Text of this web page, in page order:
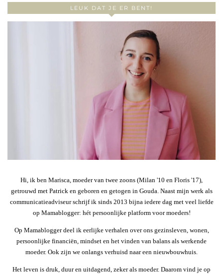
LEUK DAT JE ER BENT!
Hi, ik ben Marisca, moeder van twee zoons (Milan '10 en Floris '17),
getrouwd met Patrick en geboren en getogen in Gouda. Naast mijn werk als
communicatieadviseur schrijf ik sinds 2013 bijna iedere dag met veel liefde
op Mamablogger: hét persoonlijke platform voor moeders!
Op Mamablogger deel ik eerlijke verhalen over ons gezinsleven, wonen,
persoonlijke financiën, mindset en het vinden van balans als werkende
moeder. Ook zijn we onlangs verhuisd naar een nieuwbouwhuis.
Het leven is druk, duur en uitdagend, zeker als moeder. Daarom vind je op